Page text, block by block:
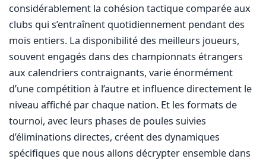
considérablement la cohésion tactique comparée aux
clubs qui s’entraînent quotidiennement pendant des
mois entiers. La disponibilité des meilleurs joueurs,
souvent engagés dans des championnats étrangers
aux calendriers contraignants, varie énormément
d’une compétition à l’autre et influence directement le
niveau affiché par chaque nation. Et les formats de
tournoi, avec leurs phases de poules suivies
d’éliminations directes, créent des dynamiques
spécifiques que nous allons décrypter ensemble dans